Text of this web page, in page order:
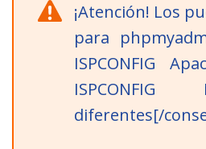
¡Atención! Los
para
ISPCONFIG
diferentes[/